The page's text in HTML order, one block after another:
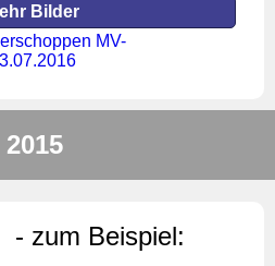
Bilder
MV-
- zum Beispiel: